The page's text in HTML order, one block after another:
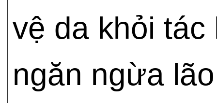
vệ da khỏi
ngăn ngừa